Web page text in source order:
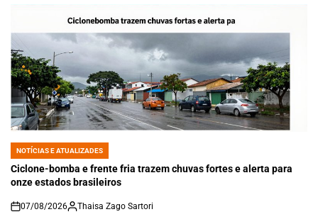
POSTED
IN
NOTÍCIAS E ATUALIZADES
Ciclone-bomba e frente fria trazem chuvas fortes e alerta para
onze estados brasileiros
on
07/08/2026 Thaisa Zago Sartori